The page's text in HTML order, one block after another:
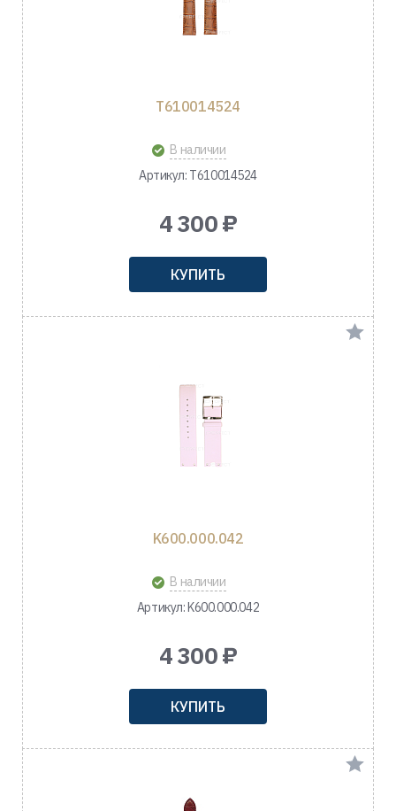
T610014524
В наличии
Артикул: T610014524
4 300 ₽
КУПИТЬ
K600.000.042
В наличии
Артикул: K600.000.042
4 300 ₽
КУПИТЬ